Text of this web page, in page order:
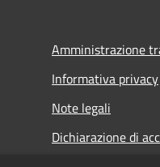
Amministrazione
Informativa privacy
Note legali
Dichiarazione di